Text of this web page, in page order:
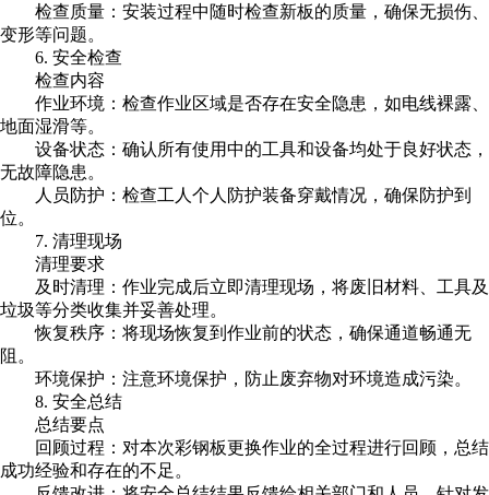
检查质量：安装过程中随时检查新板的质量，确保无损伤、
变形等问题。
6. 安全检查
检查内容
作业环境：检查作业区域是否存在安全隐患，如电线裸露、
地面湿滑等。
设备状态：确认所有使用中的工具和设备均处于良好状态，
无故障隐患。
人员防护：检查工人个人防护装备穿戴情况，确保防护到
位。
7. 清理现场
清理要求
及时清理：作业完成后立即清理现场，将废旧材料、工具及
垃圾等分类收集并妥善处理。
恢复秩序：将现场恢复到作业前的状态，确保通道畅通无
阻。
环境保护：注意环境保护，防止废弃物对环境造成污染。
8. 安全总结
总结要点
回顾过程：对本次彩钢板更换作业的全过程进行回顾，总结
成功经验和存在的不足。